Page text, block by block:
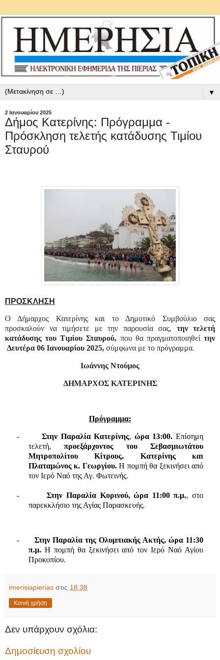
▼
2 Ιανουαρίου 2025
Δήμος Κατερίνης: Πρόγραμμα -
Πρόσκληση τελετής κατάδυσης Τιμίου
Σταυρού
ΠΡΟΣΚΛΗΣΗ
Ο Δήμαρχος Κατερίνης και το Δημοτικό Συμβούλιο σας
προσκαλούν να τιμήσετε με την παρουσία σας, την τελετή
κατάδυσης του Τιμίου Σταυρού, που θα πραγματοποιηθείτην
Δευτέρα 06 Ιανουαρίου 2025, σύμφωνα με το πρόγραμμα.
Ιωάννης Ντούμος
ΔΗΜΑΡΧΟΣ ΚΑΤΕΡΙΝΗΣ
Πρόγραμμα:
- Στην Παραλία Κατερίνης, ώρα 13:00. Επίσημη
τελετή,προεξάρχοντος του Σεβασμιωτάτου
Μητροπολίτου Κίτρους, Κατερίνης και
Πλαταμώνος κ. Γεωργίου. Η πομπή θα ξεκινήσει από
τον Ιερό Ναό της Αγ. Φωτεινής.
- Στην Παραλία Κορινού, ώρα 11:00 π.μ., στο
παρεκκλήσιο της Αγίας Παρασκευής.
-
Στην Παραλία της Ολυμπιακής Ακτής, ώρα 11:30
π.μ. Η πομπή θα ξεκινήσει από τον Ιερό Ναό Αγίου
Προκοπίου.
imerisiapierias στις 18:38
Κοινή χρήση
Δεν υπάρχουν σχόλια:
Δημοσίευση σχολίου